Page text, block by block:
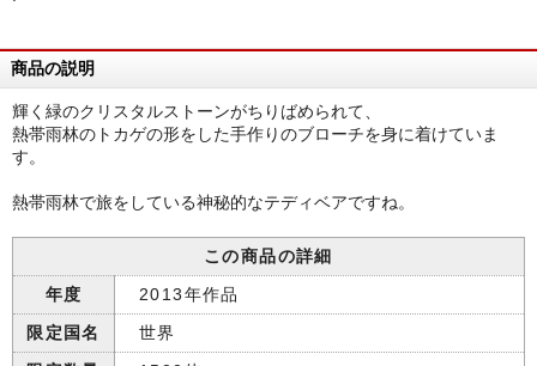
商品の説明
輝く緑のクリスタルストーンがちりばめられて、
熱帯雨林のトカゲの形をした手作りのブローチを身に着けていま
す。
熱帯雨林で旅をしている神秘的なテディベアですね。
この商品の詳細
年度
2013年作品
限定国名
世界